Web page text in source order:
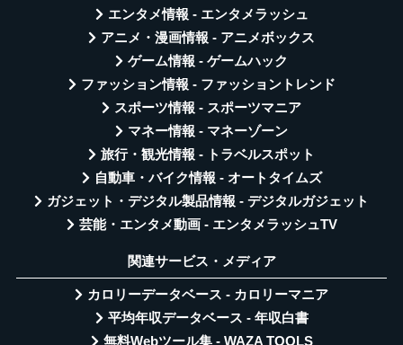
エンタメ情報 - エンタメラッシュ
アニメ・漫画情報 - アニメボックス
ゲーム情報 - ゲームハック
ファッション情報 - ファッショントレンド
スポーツ情報 - スポーツマニア
マネー情報 - マネーゾーン
旅行・観光情報 - トラベルスポット
自動車・バイク情報 - オートタイムズ
ガジェット・デジタル製品情報 - デジタルガジェット
芸能・エンタメ動画 - エンタメラッシュTV
関連サービス・メディア
カロリーデータベース - カロリーマニア
平均年収データベース - 年収白書
無料Webツール集 - WAZA TOOLS